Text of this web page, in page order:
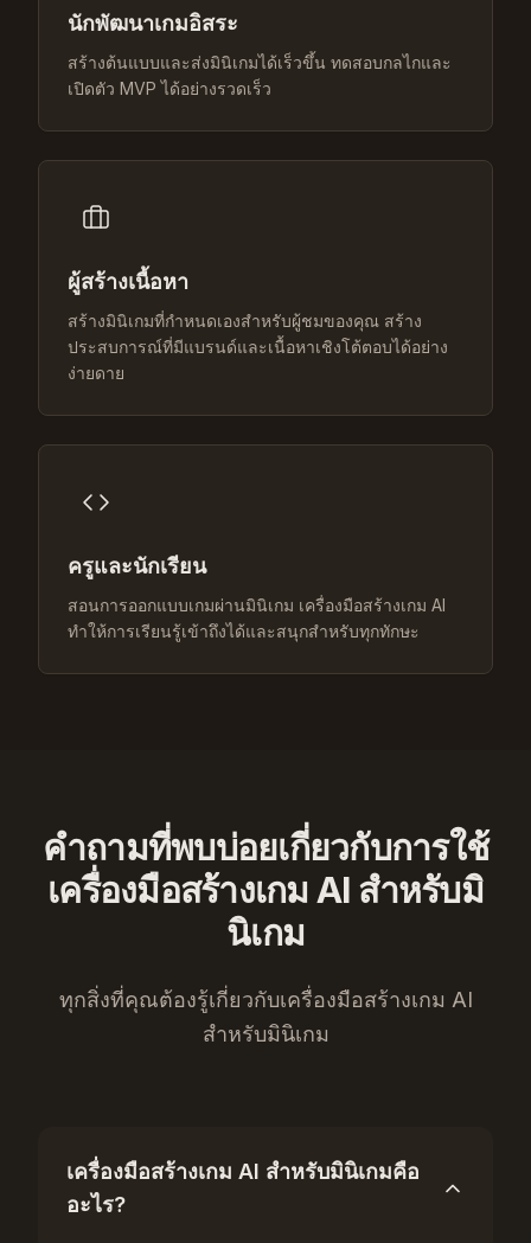
นักพัฒนาเกมอิสระ
สร้างต้นแบบและส่งมินิเกมได้เร็วขึ้น ทดสอบกลไกและ
เปิดตัว MVP ได้อย่างรวดเร็ว
ผู้สร้างเนื้อหา
สร้างมินิเกมที่กำหนดเองสำหรับผู้ชมของคุณ สร้าง
ประสบการณ์ที่มีแบรนด์และเนื้อหาเชิงโต้ตอบได้อย่าง
ง่ายดาย
ครูและนักเรียน
สอนการออกแบบเกมผ่านมินิเกม เครื่องมือสร้างเกม AI
ทำให้การเรียนรู้เข้าถึงได้และสนุกสำหรับทุกทักษะ
คำถามที่พบบ่อยเกี่ยวกับการใช้
เครื่องมือสร้างเกม AI สำหรับมิ
นิเกม
ทุกสิ่งที่คุณต้องรู้เกี่ยวกับเครื่องมือสร้างเกม AI
สำหรับมินิเกม
เครื่องมือสร้างเกม AI สำหรับมินิเกมคือ
อะไร?